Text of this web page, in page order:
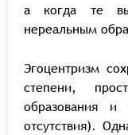
а когда те
нереальным
Эгоцентризм
степени,
образования и
отсутствия).